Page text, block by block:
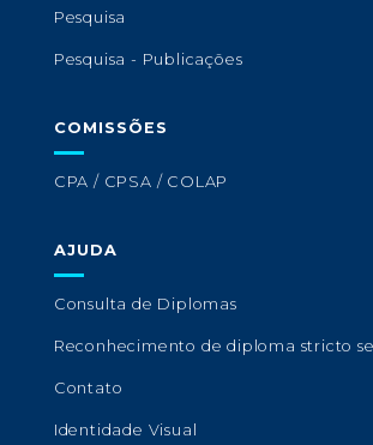
Pesquisa
Pesquisa - Publicações
COMISSÕES
CPA / CPSA / COLAP
AJUDA
Consulta de Diplomas
Reconhecimento de diploma stricto
Contato
Identidade Visual